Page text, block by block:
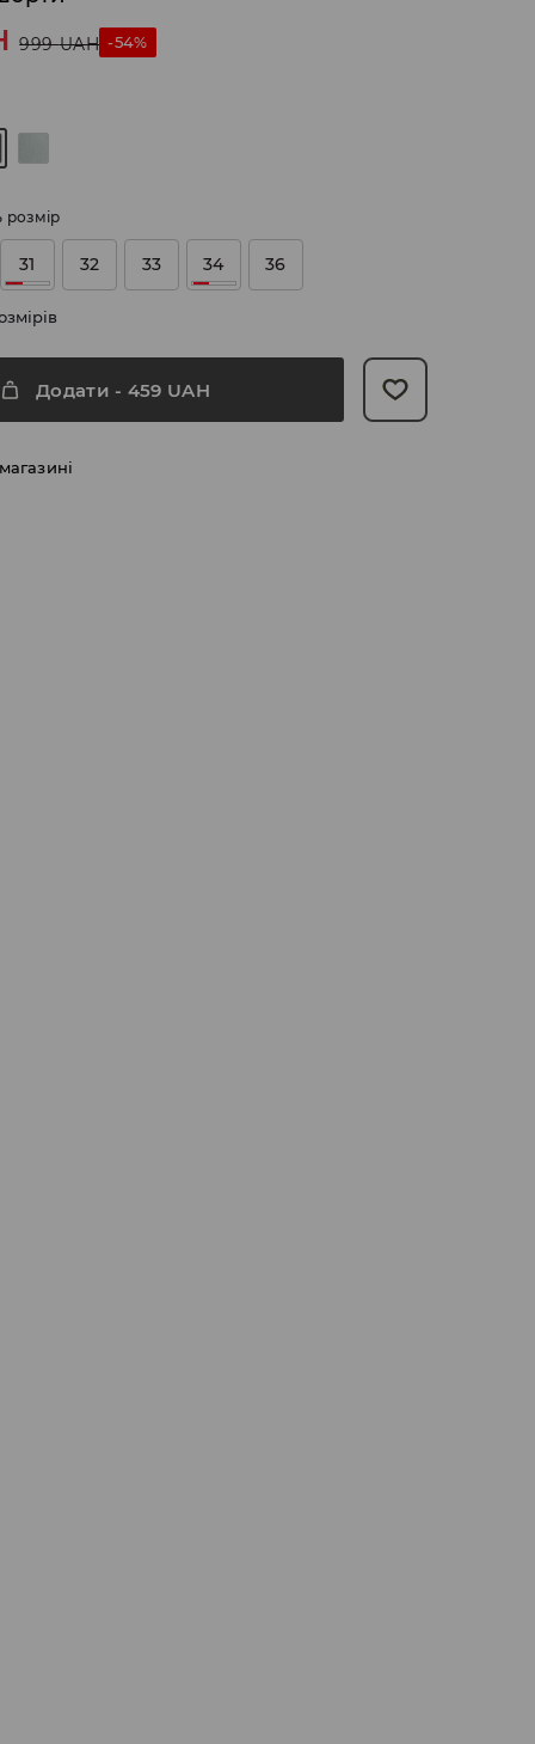
999 UAH -54%
розмір
31 32 33 34 36
Додати - 459 UAH